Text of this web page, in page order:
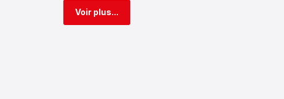
Voir plus...